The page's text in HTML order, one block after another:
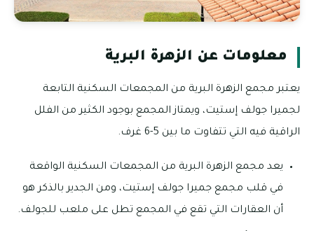
معلومات عن الزهرة البرية
يعتبر مجمع الزهرة البرية من المجمعات السكنية التابعة
لجميرا جولف إستيت، ويمتاز المجمع بوجود الكثير من الفلل
الراقية فيه التي تتفاوت ما بين 5-6 غرف.
يعد مجمع الزهرة البرية من المجمعات السكنية الواقعة
في قلب مجمع جميرا جولف إستيت، ومن الجدير بالذكر هو
أن العقارات التي تقع في المجمع تطل على ملعب للجولف.